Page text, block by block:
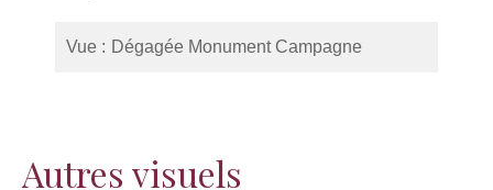
Vue Dégagée Monument Campagne
Autres visuels